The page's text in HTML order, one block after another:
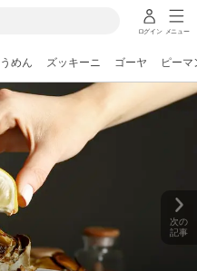
ログイン メニュー
めん ズッキーニ ゴーヤ ピーマ
次の
記事